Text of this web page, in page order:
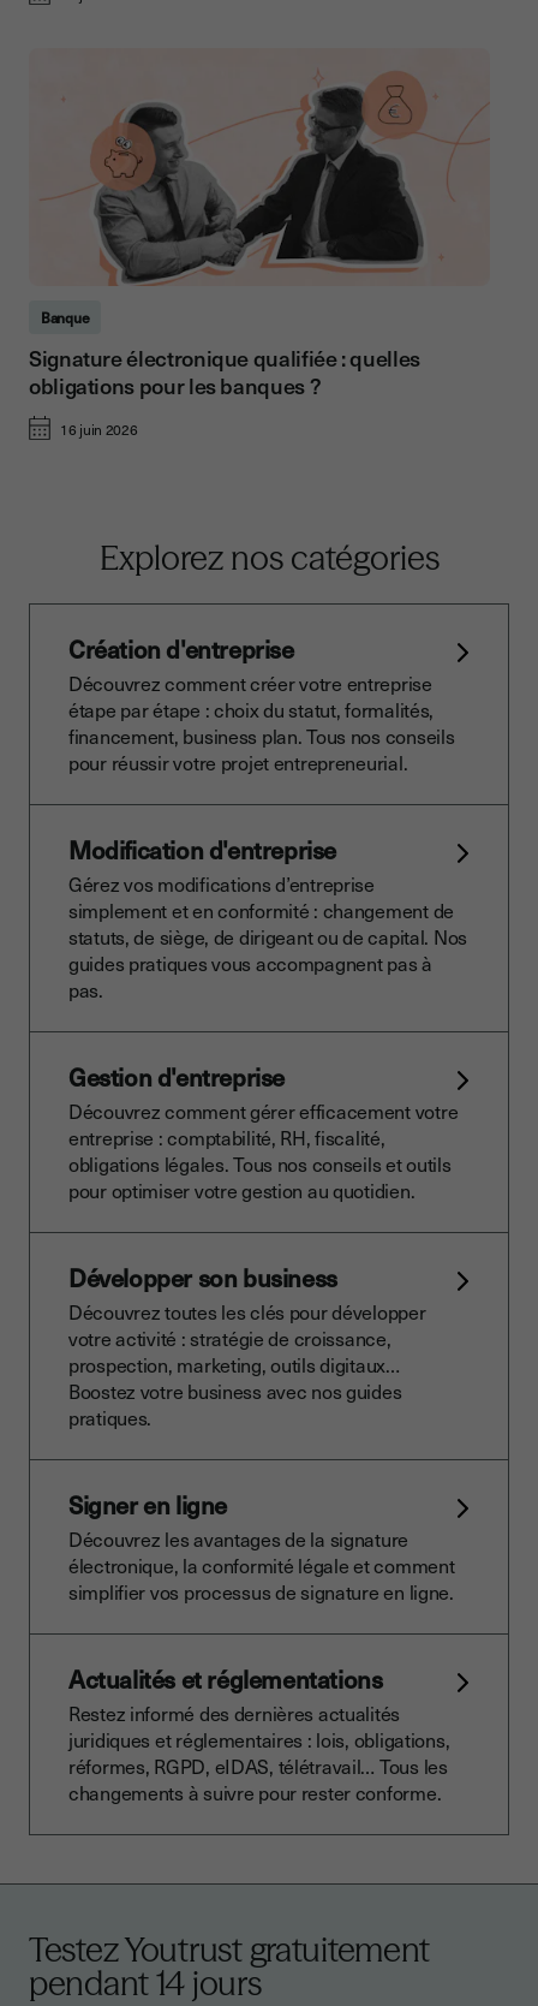
Banque
Signature électronique qualifiée : quelles
obligations pour les banques ?
16 juin 2026
Explorez nos catégories
Création d'entreprise
Découvrez comment créer votre entreprise
étape par étape : choix du statut, formalités,
financement, business plan. Tous nos conseils
pour réussir votre projet entrepreneurial.
Modification d'entreprise
Gérez vos modifications d’entreprise
simplement et en conformité : changement de
statuts, de siège, de dirigeant ou de capital. Nos
guides pratiques vous accompagnent pas à
pas.
Gestion d'entreprise
Découvrez comment gérer efficacement votre
entreprise : comptabilité, RH, fiscalité,
obligations légales. Tous nos conseils et outils
pour optimiser votre gestion au quotidien.
Développer son business
Découvrez toutes les clés pour développer
votre activité : stratégie de croissance,
prospection, marketing, outils digitaux…
Boostez votre business avec nos guides
pratiques.
Signer en ligne
Découvrez les avantages de la signature
électronique, la conformité légale et comment
simplifier vos processus de signature en ligne.
Actualités et réglementations
Restez informé des dernières actualités
juridiques et réglementaires : lois, obligations,
réformes, RGPD, eIDAS, télétravail… Tous les
changements à suivre pour rester conforme.
Testez Youtrust gratuitement
pendant 14 jours